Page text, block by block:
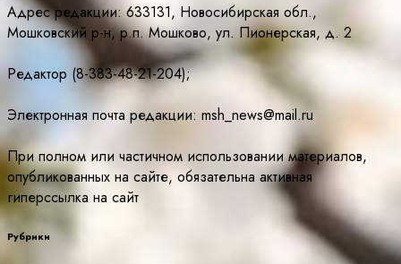
Адрес редакции: 633131, Новосибирская обл.,
Мошковский р-н, р.п. Мошково, ул. Пионерская, д. 2
Редактор (8-383-48-21-204);
Электронная почта редакции: msh_news@mail.ru
При полном или частичном использовании материалов,
опубликованных на сайте, обязательна активная
гиперссылка на сайт
Рубрики